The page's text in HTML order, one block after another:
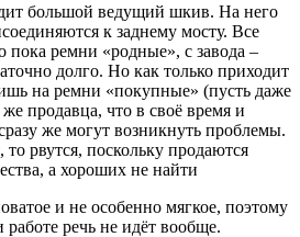
большой ведущий шкив. На него
к заднему мосту. Все
пока ремни «родные», с завода –
долго. Но как только приходит
на ремни «покупные» (пусть даже
продавца, что в своё время и
же могут возникнуть проблемы.
рвутся, поскольку продаются
а хороших не найти
и не особенно мягкое, поэтому
речь не идёт вообще.